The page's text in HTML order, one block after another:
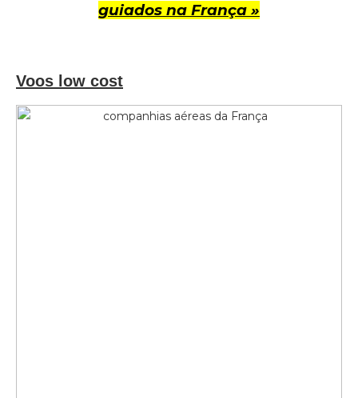
guiados na França »
Voos low cost